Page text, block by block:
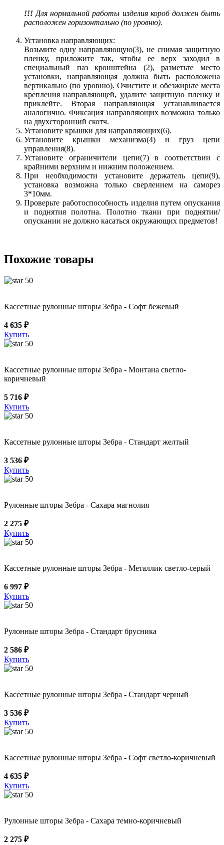
!!! Для нормальной работы изделия короб должен быть
расположен горизонтально (по уровню).
Установка направляющих:
Возьмите одну направляющую(3), не снимая защитную
пленку, приложите так, чтобы ее верх заходил в
специальный паз кронштейна (2), разметьте место
установки, направляющая должна быть расположена
вертикально (по уровню). Очистите и обезжирьте места
крепления направляющей, удалите защитную пленку и
приклейте. Вторая направляющая устанавливается
аналогично. Фиксация направляющих возможна только
на двухсторонний скотч.
Установите крышки для направляющих(6).
Установите крышки механизма(4) и груз цепи
управления(8).
Установите ограничители цепи(7) в соответствии с
крайними верхним и нижним положением.
При необходимости установите держатель цепи(9),
установка возможна только сверлением на саморез
3*10мм.
Проверьте работоспособность изделия путем опускания
и поднятия полотна. Полотно ткани при поднятии/
опускании не должно касаться окружающих предметов!
Похожие товары
50
Кассетные рулонные шторы Зебра - Софт бежевый
4 635 ₽
Купить
50
Кассетные рулонные шторы Зебра - Монтана светло-
коричневый
5 716 ₽
Купить
50
Кассетные рулонные шторы Зебра - Стандарт желтый
3 536 ₽
Купить
50
Рулонные шторы Зебра - Сахара магнолия
2 275 ₽
Купить
50
Кассетные рулонные шторы Зебра - Металлик светло-серый
6 997 ₽
Купить
50
Рулонные шторы Зебра - Стандарт брусника
2 586 ₽
Купить
50
Кассетные рулонные шторы Зебра - Стандарт черный
3 536 ₽
Купить
50
Кассетные рулонные шторы Зебра - Софт светло-коричневый
4 635 ₽
Купить
50
Рулонные шторы Зебра - Сахара темно-коричневый
2 275 ₽